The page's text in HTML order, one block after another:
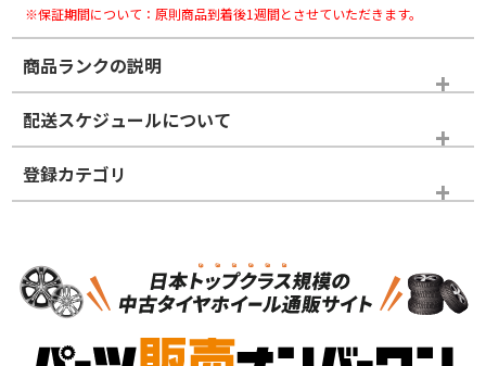
※保証期間について：原則商品到着後1週間とさせていただきます。
商品ランクの説明
※商品ランクは出品者の主観により判断しておりますので、あら
かじめご了承ください。
ホイールランク
S
品）
S
新車外し品（新古
付き
配送スケジュールについて
登録カテゴリ
スタッドレスタイヤホイールセット